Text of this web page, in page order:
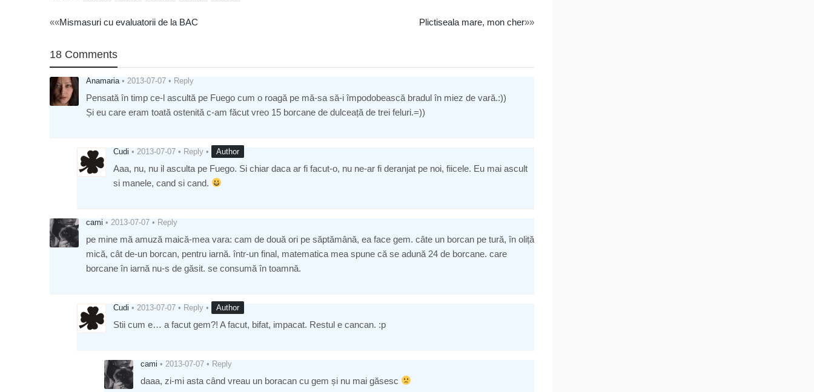
Post
navigation
««Mismasuri cu evaluatorii de la BAC Plictiseala mare, mon cher»»
18 Comments
Anamaria • 2013-07-07 • Reply
Pensată în timp ce-l ascultă pe Fuego cum o roagă pe mă-sa să-i împodobească bradul în miez de vară.:))
Și eu care eram toată ostenită c-am făcut vreo 15 borcane de dulceață de trei feluri.=))
Cudi • 2013-07-07 • Reply • Author
Aaa, nu, nu il asculta pe Fuego. Si chiar daca ar fi facut-o, nu ne-ar fi deranjat pe noi, fiicele. Eu mai ascult
si manele, cand si cand.
cami • 2013-07-07 • Reply
pe mine mă amuză maică-mea vara: cam de două ori pe săptămână, ea face gem. câte un borcan pe tură, în oliță
mică, cât de-un borcan, pentru iarnă. într-un final, matematica mea spune că se adună 24 de borcane. care
borcane în iarnă nu-s de găsit. se consumă în toamnă.
Cudi • 2013-07-07 • Reply • Author
Stii cum e… a facut gem?! A facut, bifat, impacat. Restul e cancan. :p
cami • 2013-07-07 • Reply
daaa, zi-mi asta când vreau un boracan cu gem și nu mai găsesc